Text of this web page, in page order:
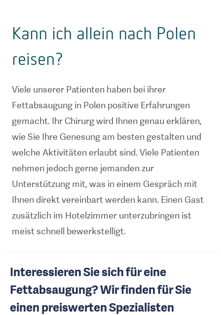
Kann ich allein nach Polen
reisen?
Viele unserer Patienten haben bei ihrer
Fettabsaugung in Polen positive Erfahrungen
gemacht. Ihr Chirurg wird Ihnen genau erklären,
wie Sie Ihre Genesung am besten gestalten und
welche Aktivitäten erlaubt sind. Viele Patienten
nehmen jedoch gerne jemanden zur
Unterstützung mit, was in einem Gespräch mit
Ihnen direkt vereinbart werden kann. Einen Gast
zusätzlich im Hotelzimmer unterzubringen ist
meist schnell bewerkstelligt.
Interessieren Sie sich für eine
Fettabsaugung? Wir finden für Sie
einen preiswerten Spezialisten